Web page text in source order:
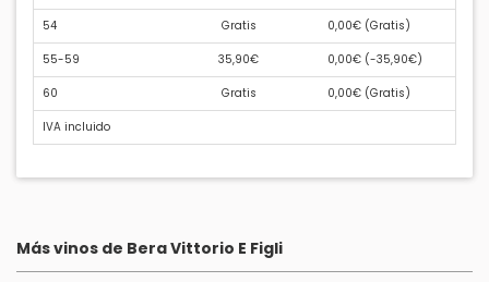
54 Gratis 0,00€ (Gratis)
55-59 35,90€ 0,00€ (-35,90€)
60 Gratis 0,00€ (Gratis)
IVA incluido
Más vinos de Bera Vittorio E Figli